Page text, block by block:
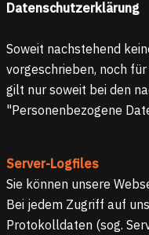
Datenschutzerklärung
Soweit nachstehend
vorgeschrieben, noch
gilt nur soweit bei den
"Personenbezogene
Server-Logfiles
Sie können unsere
Bei jedem Zugriff auf
Protokolldaten (sog.